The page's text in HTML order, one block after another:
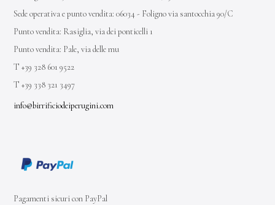
Sede operativa e punto vendita: 06034 - Foligno via santocchia 90/C
Punto vendita: Rasiglia, via dei ponticelli 1
Punto vendita: Pale, via delle mu
T +39 328 601 9522
T +39 338 321 3497
info@birrificiodeiperugini.com
Pagamenti sicuri con PayPal